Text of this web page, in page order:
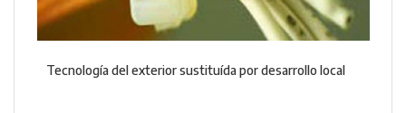
Tecnología del exterior sustituída por desarrollo local